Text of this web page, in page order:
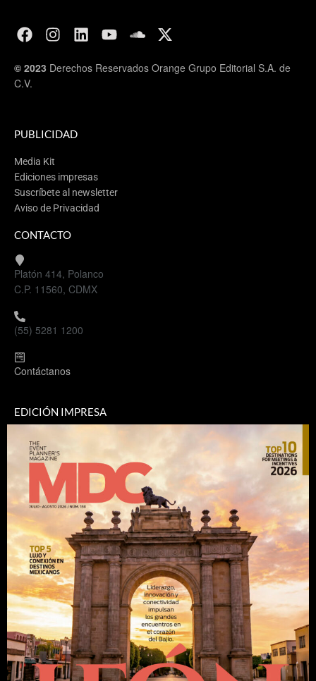
© 2023 Derechos Reservados Orange Grupo Editorial S.A. de
C.V.
PUBLICIDAD
Media Kit
Ediciones impresas
Suscríbete al newsletter
Aviso de Privacidad
CONTACTO
Platón 414, Polanco
C.P. 11560, CDMX
(55) 5281 1200
Contáctanos
EDICIÓN IMPRESA